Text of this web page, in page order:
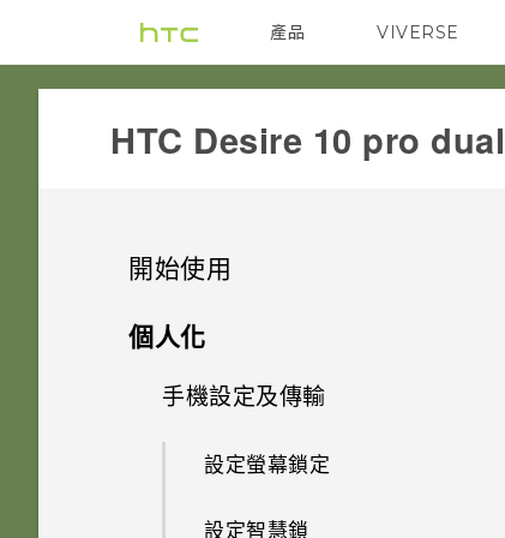
產品
VIVE G REIGNS
VIVERSE
HTC Desire 10 pro
開始使用
手機上的各種便利功能
相機有哪些特殊功能
HTC 與 Google 相簿整合
螢幕鍵盤有哪些改變
打開包裝
HTC Desire 10 pro 概觀
插槽和卡片固定座
熟悉新手機的功能
個人化
手機設定及傳輸
設定螢幕鎖定
設定智慧鎖